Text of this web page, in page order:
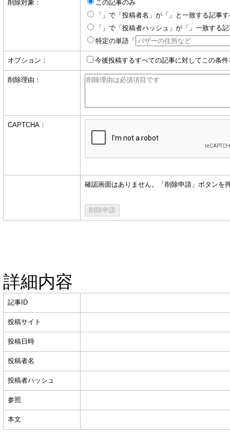
削除対象：
この記事のみ
「」で「投稿者名」が「」と一致する記事
「」で「投稿者ハッシュ」が「」一致する
特定の単語「
オプション： 今後投稿するすべての記事に対してこの条
削除理由：
CAPTCHA：
確認画面はありません。「削除申請」ボタンを
詳細内容
記事ID
投稿サイト
投稿日時
投稿者名
投稿者ハッシュ
参照
本文